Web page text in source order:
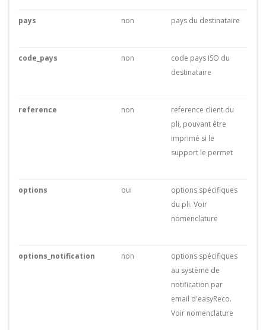
pays non pays du destinataire
code_pays non
code pays ISO du
destinataire
reference non
reference client du
pli, pouvant être
imprimé si le
support le permet
options oui
options spécifiques
du pli. Voir
nomenclature
options_notification non
options spécifiques
au système de
notification par
email d'easyReco.
Voir nomenclature